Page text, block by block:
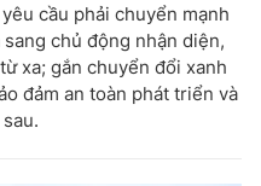
cầu phải chuyển mạnh
chủ động nhận diện,
xa; gắn chuyển đổi xanh
đảm an toàn phát triển và